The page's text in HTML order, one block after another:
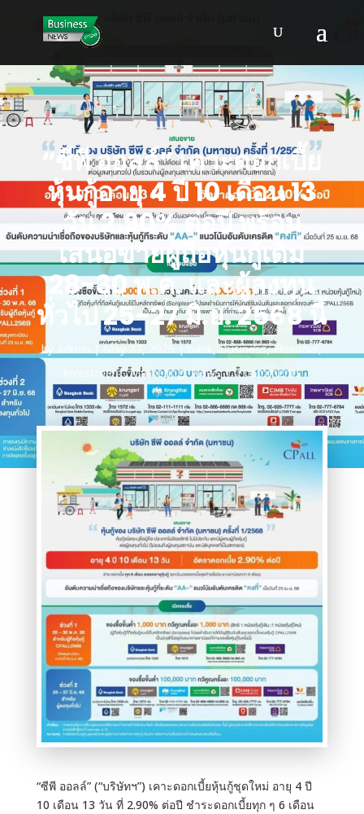
“ซีพี ออลล์” เคาะดอกเบี้ย
หุ้นกู้อายุ 4 ปี 10 เดือน 13
วัน 2.90% ต่อปี พร้อม
เสนอขายผู้ถือหุ้นกู้เดิม
28-30 พ.ค. และผู้ลงทุน
ทั่วไป 25-27 มิ.ย. 2568 นี้
by Admin May 23, 2025 bank ,Business,Financial ,
Investment,Marketing,News 0 comments
“ซีพี ออลล์” (“บริษัทฯ”) เคาะดอกเบี้ยหุ้นกู้ชุดใหม่ อายุ 4 ปี
10 เดือน 13 วัน ที่ 2.90% ต่อปี ชำระดอกเบี้ยทุก ๆ 6 เดือน